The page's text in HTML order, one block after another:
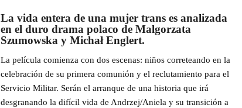
La vida entera de una mujer trans es analizada
en el duro drama polaco de Malgorzata
Szumowska y MichałEnglert.
La película comienza con dos escenas: niños correteando en la
celebración de su primera comunión y el reclutamiento para el
Servicio Militar. Serán el arranque de una historia que irá
desgranando la difícil vida de Andrzej/Aniela y su transición a